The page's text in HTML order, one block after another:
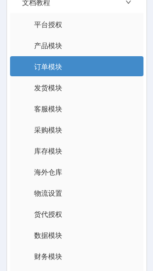
平台授权
产品模块
订单模块
发货模块
客服模块
采购模块
库存模块
海外仓库
物流设置
货代授权
数据模块
财务模块